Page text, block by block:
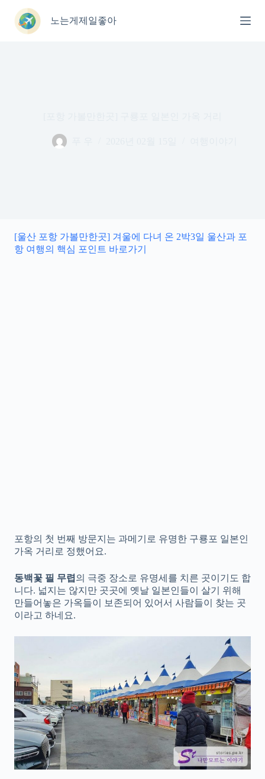
노는게제일좋아
[울산 포항 가볼만한곳] 겨울에 다녀 온 2박3일 울산과 포
항 여행의 핵심 포인트 바로가기
포항의 첫 번째 방문지는 과메기로 유명한 구룡포 일본인
가옥 거리로 정했어요.
동백꽃 필 무렵 의 극중 장소로 유명세를 치른 곳이기도 합
니다. 넓지는 않지만 곳곳에 옛날 일본인들이 살기 위해
만들어놓은 가옥들이 보존되어 있어서 사람들이 찾는 곳
이라고 하네요.